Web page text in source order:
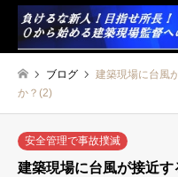
ブログ
建築現場に台風
か？(2)
安全管理で事故撲滅
建築現場に台風が接近